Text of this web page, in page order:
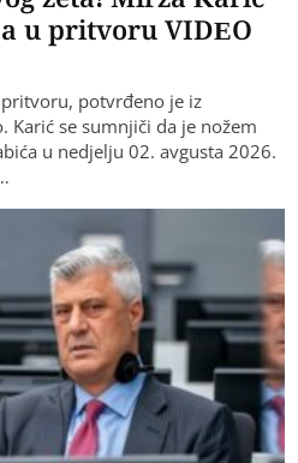
u pritvoru VIDEO
potvrđeno je iz
Karić se sumnjiči da je nožem
u nedjelju 02. avgusta 2026.